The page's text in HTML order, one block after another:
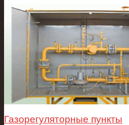
Газорегуляторные пункты